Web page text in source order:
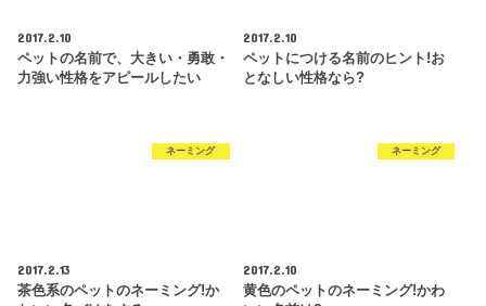
2017.2.10
ペットの名前で、大きい・勇敢・
力強い性格をアピールしたい
2017.2.10
ペットにつける名前のヒント!お
となしい性格なら?
ネーミング
2017.2.13
茶色系のペットのネーミング!か
ネーミング
2017.2.10
黄色のペットのネーミング!かわ